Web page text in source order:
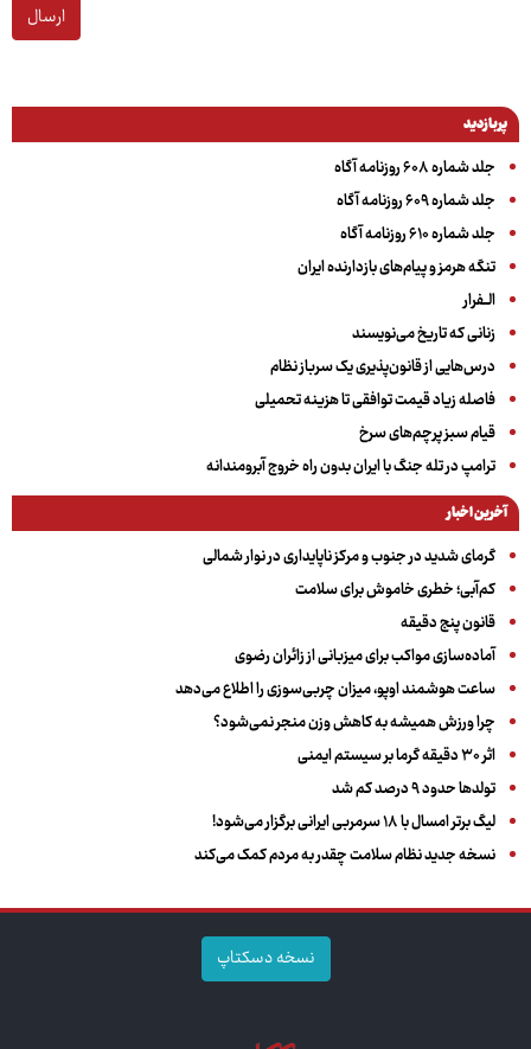
ارسال
پربازدید
جلد شماره ۶۰۸ روزنامه آگاه
جلد شماره ۶۰۹ روزنامه آگاه
جلد شماره ۶۱۰ روزنامه آگاه
تنگه هرمز و پیام‌های بازدارنده ایران
الــفرار
زنانی که تاریخ می‌نویسند
درس‌هایی از قانون‌پذیری یک سرباز نظام
فاصله زیاد قیمت توافقی تا هزینه تحمیلی
قیام سبز پرچم‌های سرخ
ترامپ در تله جنگ با ایران بدون راه خروج آبرومندانه
آخرین اخبار
گرمای شدید در جنوب و مرکز ناپایداری در نوار شمالی
کم‌آبی؛ خطری خاموش برای سلامت
قانون پنج دقیقه
آماده‌سازی مواکب برای میزبانی از زائران رضوی
ساعت هوشمند اوپو، میزان چربی‌سوزی را اطلاع می‌دهد
چرا ورزش همیشه به کاهش وزن منجر نمی‌شود؟
اثر ۳۰ دقیقه گرما بر سیستم ایمنی
تولدها حدود ۹ درصد کم شد
لیگ برتر امسال با ۱۸ سرمربی ایرانی برگزار می‌شود!
نسخه جدید نظام سلامت چقدر به مردم کمک می‌کند
نسخه دسکتاپ